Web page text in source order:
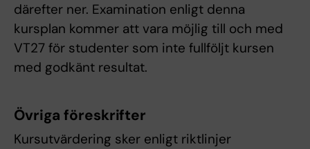
därefter ner. Examination enligt denna
kursplan kommer att vara möjlig till och med
VT27 för studenter som inte fullföljt kursen
med godkänt resultat.
Övriga föreskrifter
Kursutvärdering sker enligt riktlinjer